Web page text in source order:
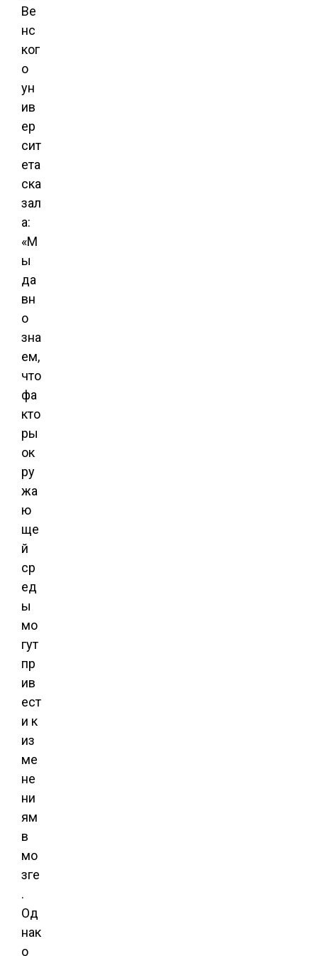
Ве
нс
ког
о
ун
ив
ер
сит
ета
ска
зал
а:
«М
ы
да
вн
о
зна
ем,
что
фа
кто
ры
ок
ру
жа
ю
ще
й
ср
ед
ы
мо
гут
пр
ив
ест
и к
из
ме
не
ни
ям
в
мо
зге
.
Од
нак
о